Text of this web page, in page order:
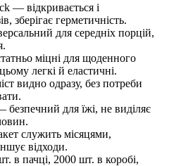
— відкривається і
зберігає герметичність.
для середніх порцій,
міцні для щоденного
легкі й еластичні.
видно одразу, без потреби
для їжі, не виділяє
служить місяцями,
відходи.
в пачці, 2000 шт. в коробі,